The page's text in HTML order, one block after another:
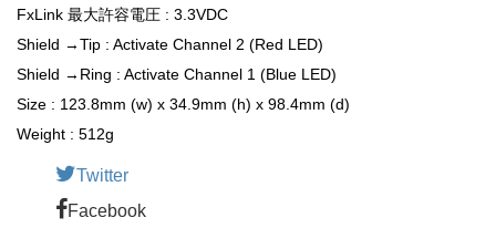
FxLink 最大許容電圧 : 3.3VDC
Shield →Tip : Activate Channel 2 (Red LED)
Shield →Ring : Activate Channel 1 (Blue LED)
Size : 123.8mm (w) x 34.9mm (h) x 98.4mm (d)
Weight : 512g
Twitter
Facebook